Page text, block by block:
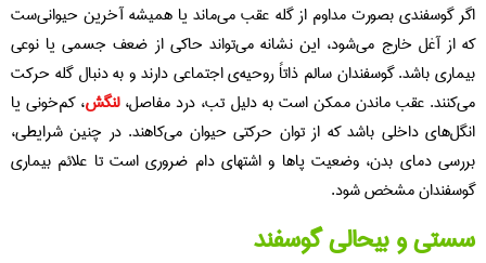
گوسفندی بصورت مداوم از گله عقب می‌ماند یا همیشه آخرین حیوانی‌ست
از آغل خارج می‌شود، این نشانه می‌تواند حاکی از ضعف جسمی یا نوعی
باشد. گوسفندان سالم ذاتاً روحیه‌ی اجتماعی دارند و به دنبال گله حرکت
عقب ماندن ممکن است به دلیل تب، درد مفاصل،لنگش، کم‌خونی یا
داخلی باشد که از توان حرکتی حیوان می‌کاهند. در چنین شرایطی،
دمای بدن، وضعیت پاها و اشتهای دام ضروری است تا علائم بیماری‌
مشخص شود.
و بیحالی گوسفند